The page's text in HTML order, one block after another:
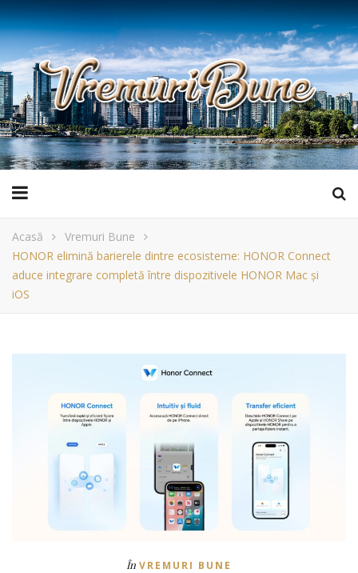
Acasă
Vremuri Bune
HONOR elimină barierele dintre ecosisteme: HONOR Connect
aduce integrare completă între dispozitivele HONOR Mac și
iOS
În VREMURI BUNE